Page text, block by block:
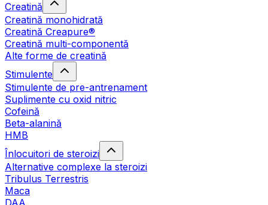
Creatină
Creatină monohidrată
Creatină Creapure®
Creatină multi-componentă
Alte forme de creatină
Stimulente
Stimulente de pre-antrenament
Suplimente cu oxid nitric
Cofeină
Beta-alanină
HMB
Înlocuitori de steroizi
Alternative complexe la steroizi
Tribulus Terrestris
Maca